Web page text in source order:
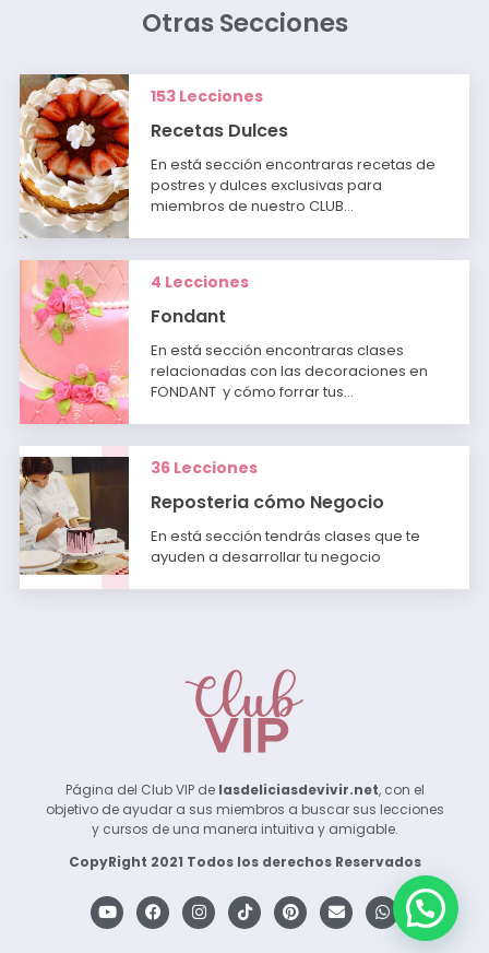
Otras Secciones
153 Lecciones
Recetas Dulces
En está sección encontraras recetas de
postres y dulces exclusivas para
miembros de nuestro CLUB…
4 Lecciones
Fondant
En está sección encontraras clases
relacionadas con las decoraciones en
FONDANT y cómo forrar tus…
36 Lecciones
Reposteria cómo Negocio
En está sección tendrás clases que te
ayuden a desarrollar tu negocio
Página del Club VIP de lasdeliciasdevivir.net, con el
objetivo de ayudar a sus miembros a buscar sus lecciones
y cursos de una manera intuitiva y amigable.
CopyRight 2021 Todos los derechos Reservados